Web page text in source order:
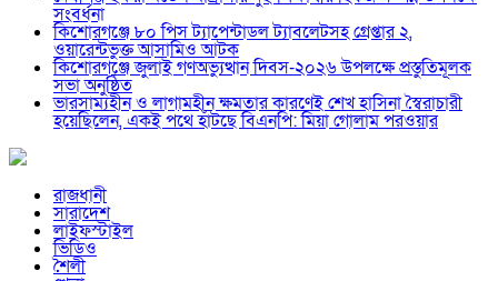
সংবর্ধনা
কিশোরগঞ্জে ৮০ পিস ট্যাপেন্টাডল ট্যাবলেটসহ গ্রেপ্তার ২,
ওয়ারেন্টভুক্ত আসামিও আটক
কিশোরগঞ্জে জুলাই গণঅভ্যুত্থান দিবস-২০২৬ উপলক্ষে প্রস্তুতিমূলক
সভা অনুষ্ঠিত
ভারসাম্যহীন ও লাগামহীন ক্ষমতার কারণেই শেখ হাসিনা স্বৈরাচারী
হয়েছিলেন, একই পথে হাঁটছে বিএনপি: মিয়া গোলাম পরওয়ার
রাজধানী
সারাদেশ
লাইফস্টাইল
ভিডিও
শৈলী